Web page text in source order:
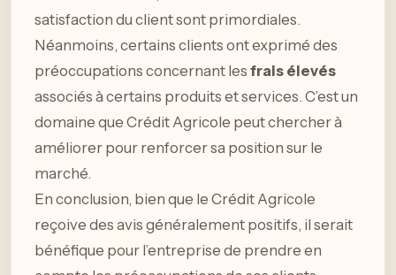
satisfaction du client sont primordiales.
Néanmoins, certains clients ont exprimé des
préoccupations concernant les frais élevés
associés à certains produits et services. C’est un
domaine que Crédit Agricole peut chercher à
améliorer pour renforcer sa position sur le
marché.
En conclusion, bien que le Crédit Agricole
reçoive des avis généralement positifs, il serait
bénéfique pour l’entreprise de prendre en